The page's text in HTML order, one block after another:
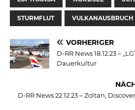
STURMFLUT VULKANAUSBRUCH
VORHERIGER
D-RR News 18.12.23 –
Dauerkultur
D-RR News 22.12.23 – Zoltan,